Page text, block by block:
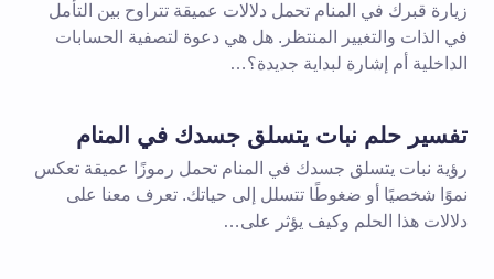
زيارة قبرك في المنام تحمل دلالات عميقة تتراوح بين التأمل
في الذات والتغيير المنتظر. هل هي دعوة لتصفية الحسابات
الداخلية أم إشارة لبداية جديدة؟…
تفسير حلم نبات يتسلق جسدك في المنام
رؤية نبات يتسلق جسدك في المنام تحمل رموزًا عميقة تعكس
نموًا شخصيًا أو ضغوطًا تتسلل إلى حياتك. تعرف معنا على
دلالات هذا الحلم وكيف يؤثر على…